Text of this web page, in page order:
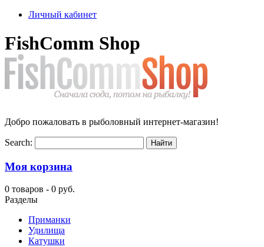
Личный кабинет
FishComm Shop
Добро пожаловать в рыболовный интернет-магазин!
Search:
Моя корзина
0 товаров - 0 руб.
Разделы
Приманки
Удилища
Катушки